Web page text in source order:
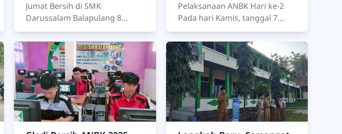
Jumat Bersih di SMK
Darussalam Balapulang 8
Agustus 2025 – Suasana di SMK
Darussalam Balapulang pagi
ini terasa berbeda. Sejak pagi,
seluruh siswa,…
Pelaksanaan ANBK Hari ke-2
Pada hari Kamis, tanggal 7
Agustus 2025, SMK
Darussalam Balapulang telah
melaksanakan Asesmen
Nasiona…